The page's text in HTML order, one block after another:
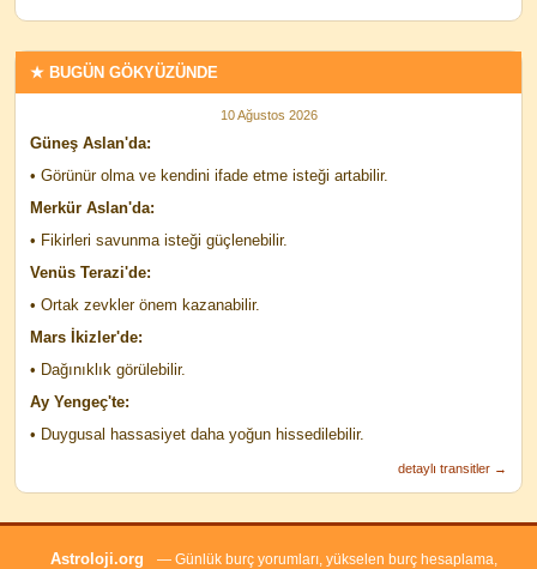
★ BUGÜN GÖKYÜZÜNDE
10 Ağustos 2026
Güneş Aslan'da:
• Görünür olma ve kendini ifade etme isteği artabilir.
Merkür Aslan'da:
• Fikirleri savunma isteği güçlenebilir.
Venüs Terazi'de:
• Ortak zevkler önem kazanabilir.
Mars İkizler'de:
• Dağınıklık görülebilir.
Ay Yengeç'te:
• Duygusal hassasiyet daha yoğun hissedilebilir.
detaylı transitler →
Astroloji.org — Günlük burç yorumları, yükselen burç hesaplama,